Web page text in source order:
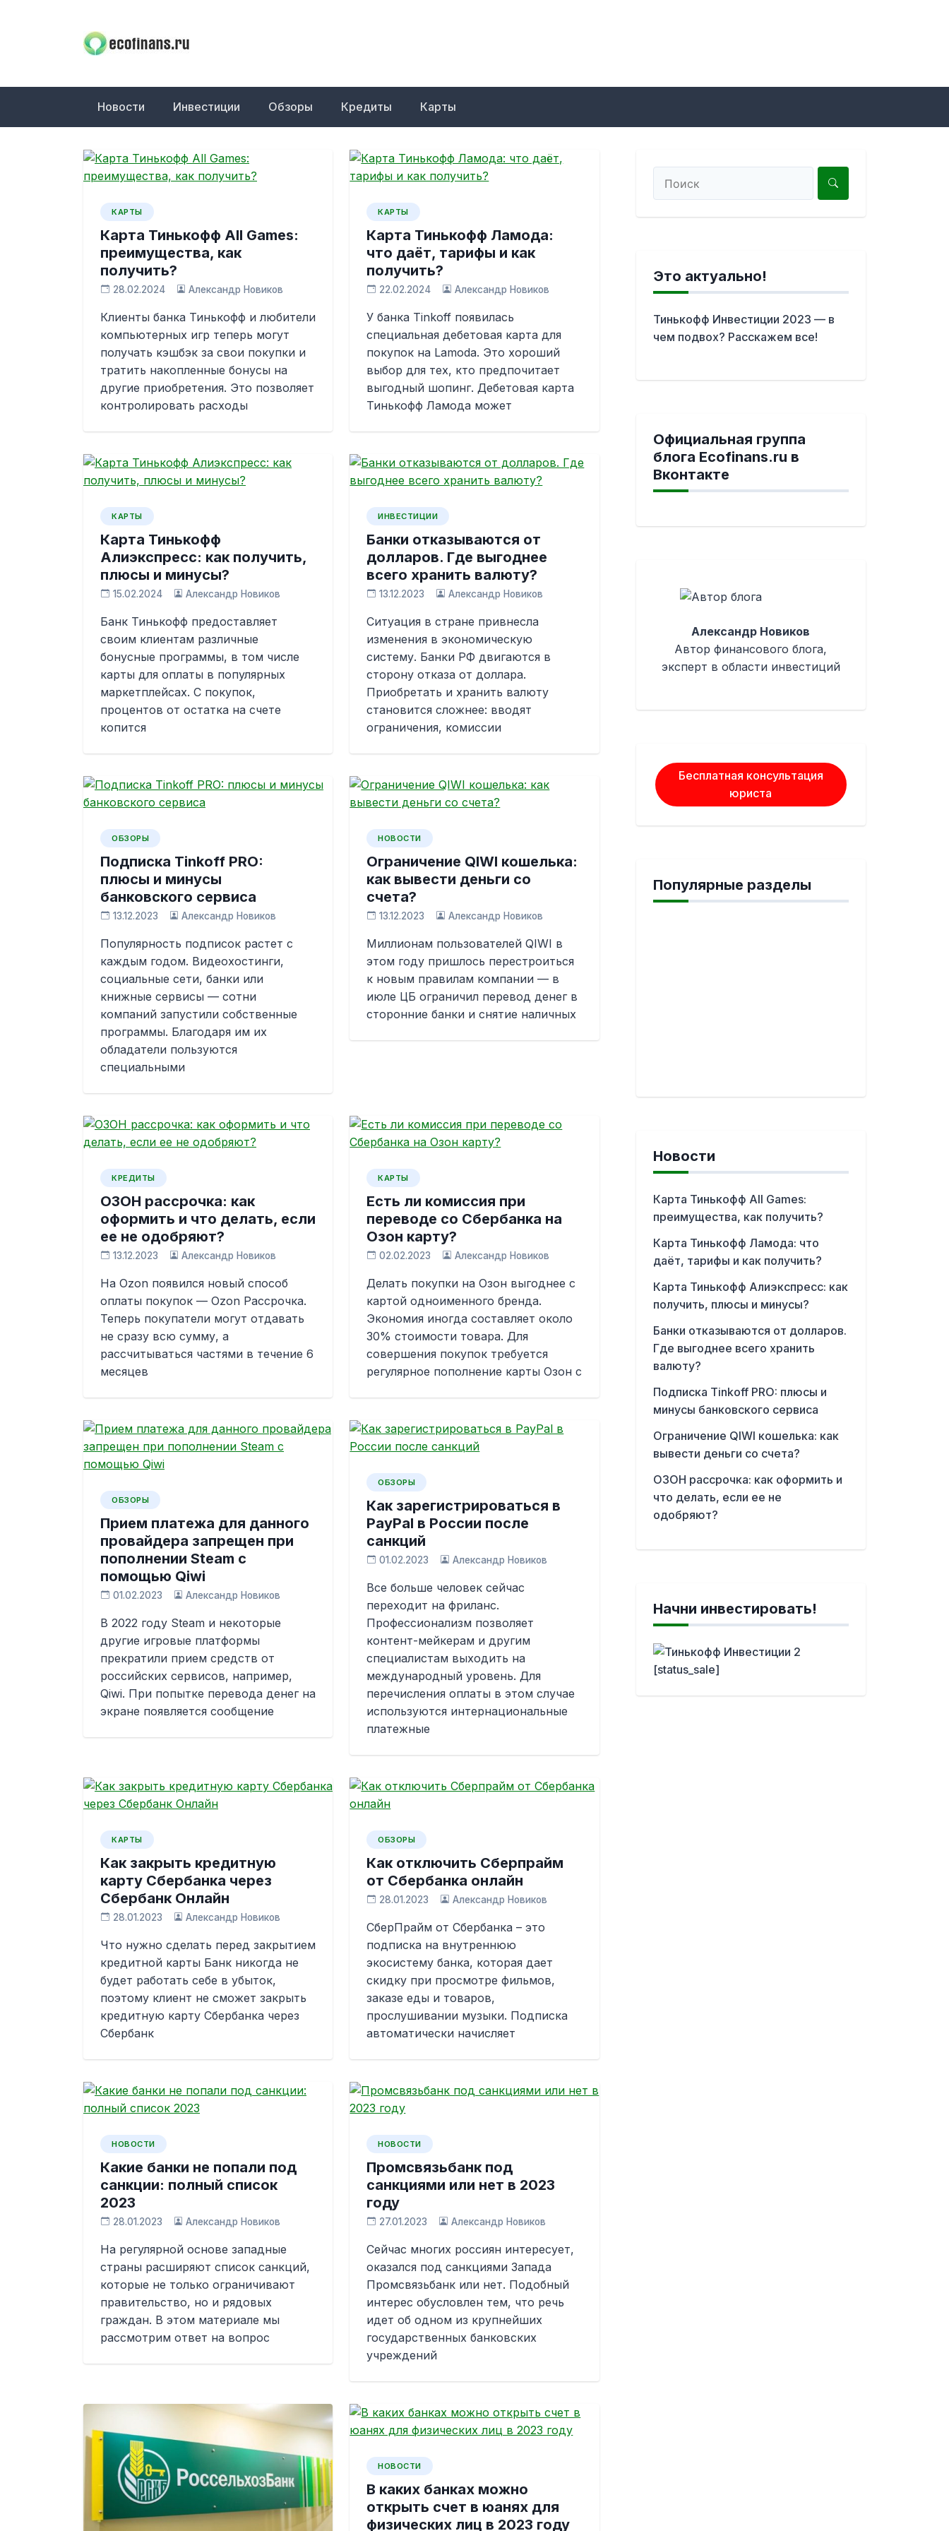
ECOFINANS
Новости Инвестиции Обзоры Кредиты Карты
КАРТЫ
Карта Тинькофф All Games:
преимущества, как
получить?
28.02.2024 Александр Новиков
Клиенты банка Тинькофф и любители
компьютерных игр теперь могут
получать кэшбэк за свои покупки и
тратить накопленные бонусы на
другие приобретения. Это позволяет
контролировать расходы
КАРТЫ
Карта Тинькофф Ламода:
что даёт, тарифы и как
получить?
22.02.2024 Александр Новиков
У банка Tinkoff появилась
специальная дебетовая карта для
покупок на Lamoda. Это хороший
выбор для тех, кто предпочитает
выгодный шопинг. Дебетовая карта
Тинькофф Ламода может
КАРТЫ
Карта Тинькофф
Алиэкспресс: как получить,
плюсы и минусы?
15.02.2024 Александр Новиков
Банк Тинькофф предоставляет
своим клиентам различные
бонусные программы, в том числе
карты для оплаты в популярных
маркетплейсах. С покупок,
процентов от остатка на счете
копится
ИНВЕСТИЦИИ
Банки отказываются от
долларов. Где выгоднее
всего хранить валюту?
13.12.2023 Александр Новиков
Ситуация в стране привнесла
изменения в экономическую
систему. Банки РФ двигаются в
сторону отказа от доллара.
Приобретать и хранить валюту
становится сложнее: вводят
ограничения, комиссии
ОБЗОРЫ
Подписка Tinkoff PRO:
плюсы и минусы
банковского сервиса
13.12.2023 Александр Новиков
Популярность подписок растет с
каждым годом. Видеохостинги,
социальные сети, банки или
книжные сервисы — сотни
компаний запустили собственные
программы. Благодаря им их
обладатели пользуются
специальными
НОВОСТИ
Ограничение QIWI кошелька:
как вывести деньги со
счета?
13.12.2023 Александр Новиков
Миллионам пользователей QIWI в
этом году пришлось перестроиться
к новым правилам компании — в
июле ЦБ ограничил перевод денег в
сторонние банки и снятие наличных
КРЕДИТЫ
ОЗОН рассрочка: как
оформить и что делать, если
ее не одобряют?
13.12.2023 Александр Новиков
На Ozon появился новый способ
оплаты покупок — Ozon Рассрочка.
Теперь покупатели могут отдавать
не сразу всю сумму, а
рассчитываться частями в течение 6
месяцев
КАРТЫ
Есть ли комиссия при
переводе со Сбербанка на
Озон карту?
02.02.2023 Александр Новиков
Делать покупки на Озон выгоднее с
картой одноименного бренда.
Экономия иногда составляет около
30% стоимости товара. Для
совершения покупок требуется
регулярное пополнение карты Озон с
ОБЗОРЫ
Прием платежа для данного
провайдера запрещен при
пополнении Steam с
помощью Qiwi
01.02.2023 Александр Новиков
В 2022 году Steam и некоторые
другие игровые платформы
прекратили прием средств от
российских сервисов, например,
Qiwi. При попытке перевода денег на
экране появляется сообщение
ОБЗОРЫ
Как зарегистрироваться в
PayPal в России после
санкций
01.02.2023 Александр Новиков
Все больше человек сейчас
переходит на фриланс.
Профессионализм позволяет
контент-мейкерам и другим
специалистам выходить на
международный уровень. Для
перечисления оплаты в этом случае
используются интернациональные
платежные
КАРТЫ
Как закрыть кредитную
карту Сбербанка через
Сбербанк Онлайн
28.01.2023 Александр Новиков
Что нужно сделать перед закрытием
кредитной карты Банк никогда не
будет работать себе в убыток,
поэтому клиент не сможет закрыть
кредитную карту Сбербанка через
Сбербанк
ОБЗОРЫ
Как отключить Сберпрайм
от Сбербанка онлайн
28.01.2023 Александр Новиков
СберПрайм от Сбербанка – это
подписка на внутреннюю
экосистему банка, которая дает
скидку при просмотре фильмов,
заказе еды и товаров,
прослушивании музыки. Подписка
автоматически начисляет
НОВОСТИ
Какие банки не попали под
санкции: полный список
2023
28.01.2023 Александр Новиков
На регулярной основе западные
страны расширяют список санкций,
которые не только ограничивают
правительство, но и рядовых
граждан. В этом материале мы
рассмотрим ответ на вопрос
НОВОСТИ
Промсвязьбанк под
санкциями или нет в 2023
году
27.01.2023 Александр Новиков
Сейчас многих россиян интересует,
оказался под санкциями Запада
Промсвязьбанк или нет. Подобный
интерес обусловлен тем, что речь
идет об одном из крупнейших
государственных банковских
учреждений
НОВОСТИ
В каких банках можно
открыть счет в юанях для
физических лиц в 2023 году
Это актуально!
Тинькофф Инвестиции 2023 — в
чем подвох? Расскажем все!
Официальная группа
блога Ecofinans.ru в
Вконтакте
Александр Новиков
Автор финансового блога,
эксперт в области инвестиций
Бесплатная консультация
юриста
Популярные разделы
Новости
Карта Тинькофф All Games:
преимущества, как получить?
Карта Тинькофф Ламода: что
даёт, тарифы и как получить?
Карта Тинькофф Алиэкспресс: как
получить, плюсы и минусы?
Банки отказываются от долларов.
Где выгоднее всего хранить
валюту?
Подписка Tinkoff PRO: плюсы и
минусы банковского сервиса
Ограничение QIWI кошелька: как
вывести деньги со счета?
ОЗОН рассрочка: как оформить и
что делать, если ее не
одобряют?
Начни инвестировать!